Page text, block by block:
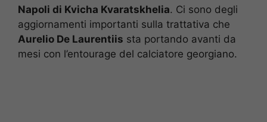
Napoli di Kvicha Kvaratskhelia. Ci sono degli
aggiornamenti importanti sulla trattativa che
Aurelio De Laurentiis sta portando avanti da
mesi con l’entourage del calciatore georgiano.